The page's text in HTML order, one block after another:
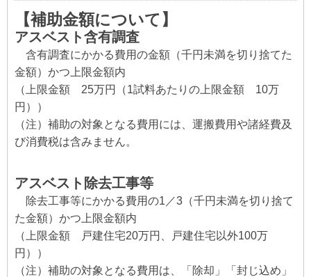
【補助金額について】
アスベスト含有調査
含有調査にかかる費用の金額（千円未満を切り捨てた
金額）かつ上限金額内
（上限金額 25万円（1試料あたりの上限金額 10万
円））
（注）補助の対象となる費用には、運搬費用や諸経費及
び消費税は含みません。
アスベスト除去工事等
除去工事等にかかる費用の1／3（千円未満を切り捨て
た金額）かつ上限金額内
（上限金額 戸建住宅20万円、戸建住宅以外100万
円））
（注）補助の対象となる費用は、「除却」「封じ込め」